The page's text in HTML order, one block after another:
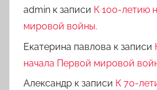
admin к записи К 100-летию
мировой войны.
Екатерина павлова к записи
начала Первой мировой
Александр к записи К 70-